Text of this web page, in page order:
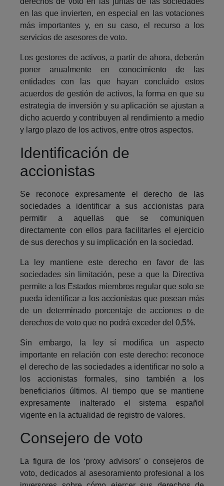
en las que invierten, en especial en las votaciones
más importantes y, en su caso, el recurso a los
servicios de asesores de voto.
Los gestores de activos, a partir de ahora, deberán
poner anualmente en conocimiento de las
entidades con las que hayan concluido estos
acuerdos de gestión de activos, la forma en que su
estrategia de inversión y su aplicación se ajustan a
dicho acuerdo y contribuyen al rendimiento a medio
y largo plazo de los activos, entre otros aspectos.
Identificación de
accionistas
Se reconoce expresamente el derecho de las
sociedades a identificar a sus accionistas para
permitir a aquellas que se comuniquen
directamente con ellos para facilitarles el ejercicio
de sus derechos y su implicación en la sociedad.
La ley mantiene este derecho en favor de las
sociedades sin limitación, pese a que la Directiva
permite a los Estados miembros regular que solo se
pueda identificar a los accionistas que posean más
de un determinado porcentaje de acciones o de
derechos de voto que no podrá exceder del 0,5%.
Sin embargo, la ley sí modifica un aspecto
importante en relación con este derecho: reconoce
el derecho de las sociedades a identificar no solo a
los accionistas formales, sino también a los
beneficiarios últimos. Al tiempo que se mantiene
expresamente inalterado el sistema español
vigente en la actualidad de registro de valores.
Consejero de voto
La figura de los ‘proxy advisors’ o consejeros de
voto, dedicados al asesoramiento profesional a los